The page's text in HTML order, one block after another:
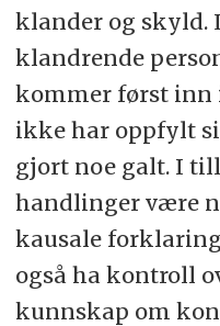
klander og skyld.
klandrende
kommer først inn
ikke har oppfylt
gjort noe galt. I
handlinger være
kausale
også ha kontroll
kunnskap om